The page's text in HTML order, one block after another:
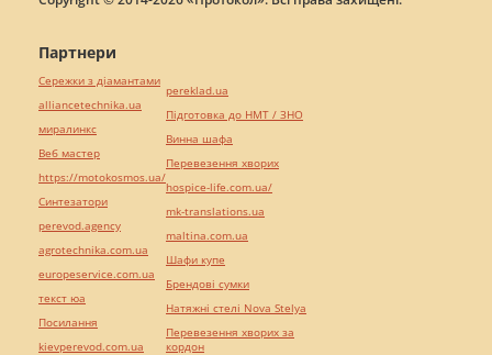
Партнери
Сережки з діамантами
alliancetechnika.ua
миралинкс
Веб мастер
https://motokosmos.ua/
Синтезатори
perevod.agency
agrotechnika.com.ua
europeservice.com.ua
текст юа
Посилання
kievperevod.com.ua
pereklad.ua
Підготовка до НМТ / ЗНО
Винна шафа
Перевезення хворих
hospice-life.com.ua/
mk-translations.ua
maltina.com.ua
Шафи купе
Брендові сумки
Натяжні стелі Nova Stelya
Перевезення хворих за
кордон